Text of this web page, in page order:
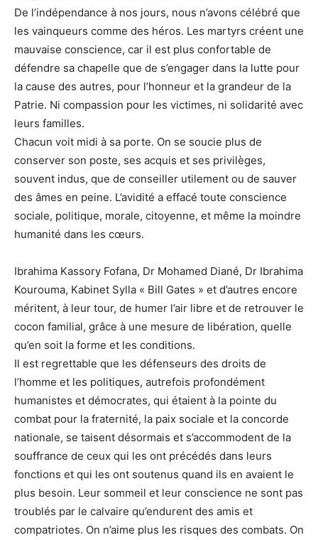
De l’indépendance à nos jours, nous n’avons célébré que
les vainqueurs comme des héros. Les martyrs créent une
mauvaise conscience, car il est plus confortable de
défendre sa chapelle que de s’engager dans la lutte pour
la cause des autres, pour l’honneur et la grandeur de la
Patrie. Ni compassion pour les victimes, ni solidarité avec
leurs familles.
Chacun voit midi à sa porte. On se soucie plus de
conserver son poste, ses acquis et ses privilèges,
souvent indus, que de conseiller utilement ou de sauver
des âmes en peine. L’avidité a effacé toute conscience
sociale, politique, morale, citoyenne, et même la moindre
humanité dans les cœurs.
Ibrahima Kassory Fofana, Dr Mohamed Diané, Dr Ibrahima
Kourouma, Kabinet Sylla « Bill Gates » et d’autres encore
méritent, à leur tour, de humer l’air libre et de retrouver le
cocon familial, grâce à une mesure de libération, quelle
qu’en soit la forme et les conditions.
Il est regrettable que les défenseurs des droits de
l’homme et les politiques, autrefois profondément
humanistes et démocrates, qui étaient à la pointe du
combat pour la fraternité, la paix sociale et la concorde
nationale, se taisent désormais et s’accommodent de la
souffrance de ceux qui les ont précédés dans leurs
fonctions et qui les ont soutenus quand ils en avaient le
plus besoin. Leur sommeil et leur conscience ne sont pas
troublés par le calvaire qu’endurent des amis et
compatriotes. On n’aime plus les risques des combats. On